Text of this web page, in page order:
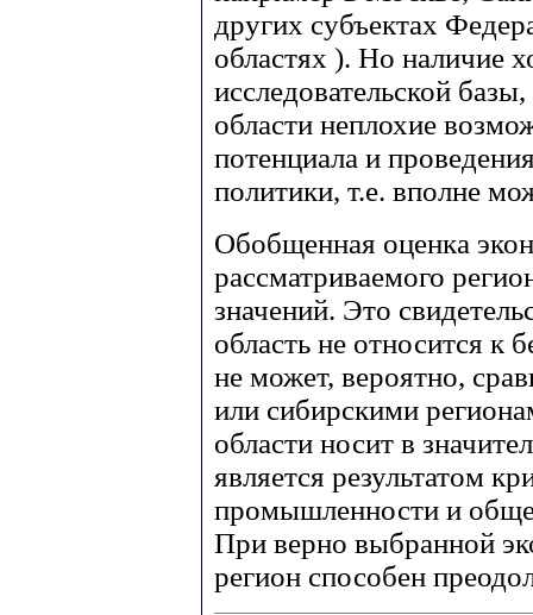
других субъектах
областях ). Но наличие
исследовательской
области неплохие
потенциала и
политики, т.е. вполне
Обобщенная оценка
рассматриваемого
значений. Это
область не относится к
не может, вероятно,
или сибирскими
области носит в
является результатом
промышленности и
При верно выбранной
регион способен